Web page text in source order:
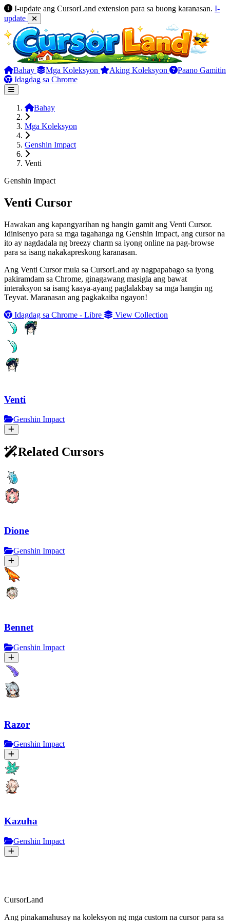
I-update ang CursorLand extension para sa buong karanasan. I-
update
Bahay Mga Koleksyon Aking Koleksyon
Paano Gamitin
Idagdag sa Chrome
Bahay
Mga Koleksyon
Genshin Impact
Venti
Genshin Impact
Venti Cursor
Hawakan ang kapangyarihan ng hangin gamit ang Venti Cursor.
Idinisenyo para sa mga tagahanga ng Genshin Impact, ang cursor na
ito ay nagdadala ng breezy charm sa iyong online na pag-browse
para sa isang nakakapreskong karanasan.
Ang Venti Cursor mula sa CursorLand ay nagpapabago sa iyong
pakiramdam sa Chrome, ginagawang masigla ang bawat
interaksyon sa isang kaaya-ayang paglalakbay sa mga hangin ng
Teyvat. Maranasan ang pagkakaiba ngayon!
Idagdag sa Chrome - Libre
View Collection
Venti
Genshin Impact
Related Cursors
Dione
Genshin Impact
Bennet
Genshin Impact
Razor
Genshin Impact
Kazuha
Genshin Impact
CursorLand
Ang pinakamahusay na koleksyon ng mga custom na cursor para sa